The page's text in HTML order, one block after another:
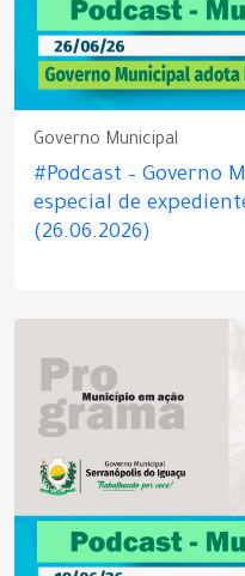
Governo Municipal
#Podcast – Governo
especial de
(26.06.2026)